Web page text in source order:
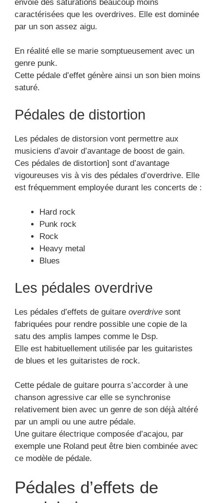
est fréquemment employée durant les concerts de :
Hard rock
Rock
Heavy metal
Blues
Les pédales overdrive
fabriquées pour rendre possible une copie de la
satu des amplis lampes comme le Dsp.
Elle est habituellement utilisée par les guitaristes
de blues et les guitaristes de rock.
chanson agressive car elle se synchronise
relativement bien avec un genre de son déjà altéré
par un ampli ou une autre pédale.
Une guitare électrique composée d’acajou, par
exemple une Roland peut être bien combinée avec
Pédales d’effets de
modulation
Elle est l’équipement indispensable pour qui
souhaite régler le gain.
comme :
le tremolo
le flanger
le vibrato
le chorus
Les pédales d’effet de chorus
et flanger